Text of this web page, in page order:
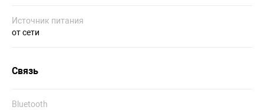
Источник питания
от сети
Связь
Bluetooth